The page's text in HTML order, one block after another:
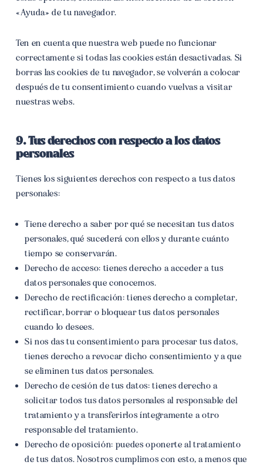
«Ayuda» de tu navegador.
Ten en cuenta que nuestra web puede no funcionar
correctamente si todas las cookies están desactivadas. Si
borras las cookies de tu navegador, se volverán a colocar
después de tu consentimiento cuando vuelvas a visitar
nuestras webs.
9. Tus derechos con respecto a los datos
personales
Tienes los siguientes derechos con respecto a tus datos
personales:
Tiene derecho a saber por qué se necesitan tus datos
personales, qué sucederá con ellos y durante cuánto
tiempo se conservarán.
Derecho de acceso: tienes derecho a acceder a tus
datos personales que conocemos.
Derecho de rectificación: tienes derecho a completar,
rectificar, borrar o bloquear tus datos personales
cuando lo desees.
Si nos das tu consentimiento para procesar tus datos,
tienes derecho a revocar dicho consentimiento y a que
se eliminen tus datos personales.
Derecho de cesión de tus datos: tienes derecho a
solicitar todos tus datos personales al responsable del
tratamiento y a transferirlos íntegramente a otro
responsable del tratamiento.
Derecho de oposición: puedes oponerte al tratamiento
de tus datos. Nosotros cumplimos con esto, a menos que